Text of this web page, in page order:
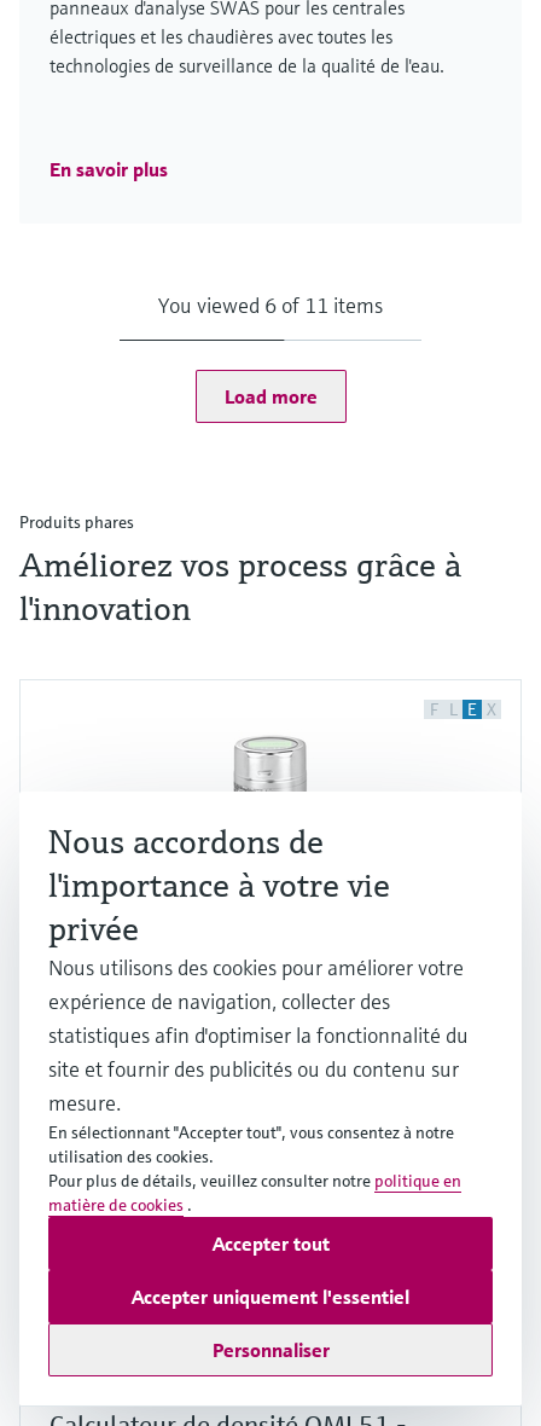
panneaux d'analyse SWAS pour les centrales
électriques et les chaudières avec toutes les
technologies de surveillance de la qualité de l'eau.
En savoir plus
You viewed 6 of 11 items
Load more
Produits phares
Améliorez vos process grâce à
l'innovation
F L E X
Cerabar PMP63B - transmetteur de
pression numérique
Mesure précise du niveau hydrostatique, de la pression
absolue et de la pression relative
Prix aprèsconnexion
Nous accordons de
l'importance à votre vie
privée
Nous utilisons des cookies pour améliorer votre
expérience de navigation, collecter des
statistiques afin d'optimiser la fonctionnalité du
site et fournir des publicités ou du contenu sur
mesure.
En sélectionnant "Accepter tout", vous consentez à notre
utilisation des cookies.
Pour plus de détails, veuillez consulter notre politique en
matière de cookies .
Personnaliser
Accepter uniquement l'essentiel
Accepter tout